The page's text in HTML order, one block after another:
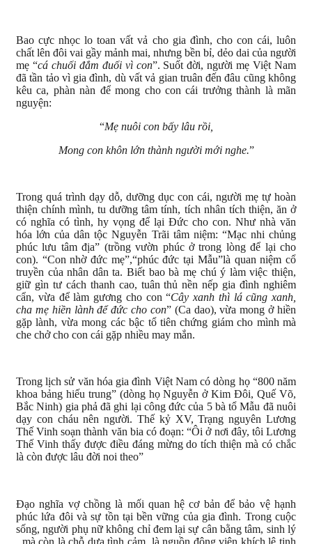
Bao cực nhọc lo toan vất vả cho gia đình, cho con cái, luôn
chất lên đôi vai gầy mảnh mai, nhưng bền bỉ, dẻo dai của người
mẹ “cá chuối đắm đuối vì con”. Suốt đời, người mẹ Việt Nam
đã tần tảo vì gia đình, dù vất vả gian truân đến đâu cũng không
kêu ca, phàn nàn để mong cho con cái trưởng thành là mãn
nguyện:
“Mẹ nuôi con bấy lâu rồi,
Mong con khôn lớn thành người mới nghe.”
Trong quá trình dạy dỗ, dưỡng dục con cái, người mẹ tự hoàn
thiện chính mình, tu dưỡng tâm tính, tích nhân tích thiện, ăn ở
có nghĩa có tình, hy vọng để lại Đức cho con. Như nhà văn
hóa lớn của dân tộc Nguyễn Trãi tâm niệm: “Mạc nhi chủng
phúc lưu tâm địa” (trồng vườn phúc ở trong lòng để lại cho
con). “Con nhờ đức mẹ”,“phúc đức tại Mẫu”là quan niệm cổ
truyền của nhân dân ta. Biết bao bà mẹ chú ý làm việc thiện,
giữ gìn tư cách thanh cao, tuân thủ nền nếp gia đình nghiêm
cẩn, vừa để làm gương cho con “Cây xanh thì lá cũng xanh,
cha mẹ hiền lành để đức cho con” (Ca dao), vừa mong ở hiền
gặp lành, vừa mong các bậc tổ tiên chứng giám cho mình mà
che chở cho con cái gặp nhiều may mắn.
Trong lịch sử văn hóa gia đình Việt Nam có dòng họ “800 năm
khoa bảng hiếu trung” (dòng họ Nguyễn ở Kim Đôi, Quế Võ,
Bắc Ninh) gia phả đã ghi lại công đức của 5 bà tổ Mẫu đã nuôi
dạy con cháu nên người. Thế kỷ XV, Trạng nguyên Lương
Thế Vinh soạn thành văn bia có đoạn: “Ôi ở nơi đây, tôi Lương
Thế Vinh thấy được điều đáng mừng do tích thiện mà có chắc
là còn được lâu đời noi theo”
Đạo nghĩa vợ chồng là mối quan hệ cơ bản để bảo vệ hạnh
phúc lứa đôi và sự tồn tại bền vững của gia đình. Trong cuộc
sống, người phụ nữ không chỉ đem lại sự cân bằng tâm, sinh lý
, mà còn là chỗ dựa tình cảm, là nguồn động viên khích lệ tinh